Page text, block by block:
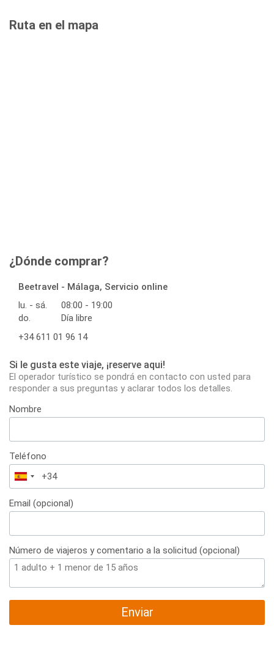
Ruta en el mapa
¿Dónde comprar?
Beetravel - Málaga, Servicio online
lu. - sá.
08:00 - 19:00
do.
Día libre
+34 611 01 96 14
Si le gusta este viaje, ¡reserve aqui!
El operador turístico se pondrá en contacto con usted para
responder a sus preguntas y aclarar todos los detalles.
Nombre
Teléfono
España
+34
Email (opcional)
Número de viajeros y comentario a la solicitud (opcional)
Enviar